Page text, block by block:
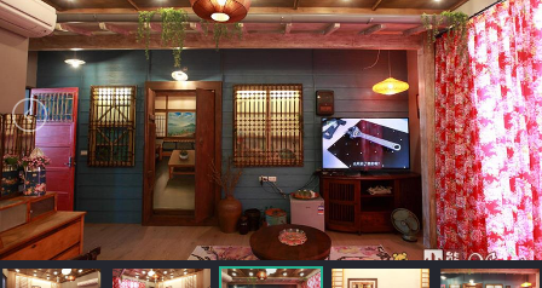
台
灣
訂
房
直
接
跟